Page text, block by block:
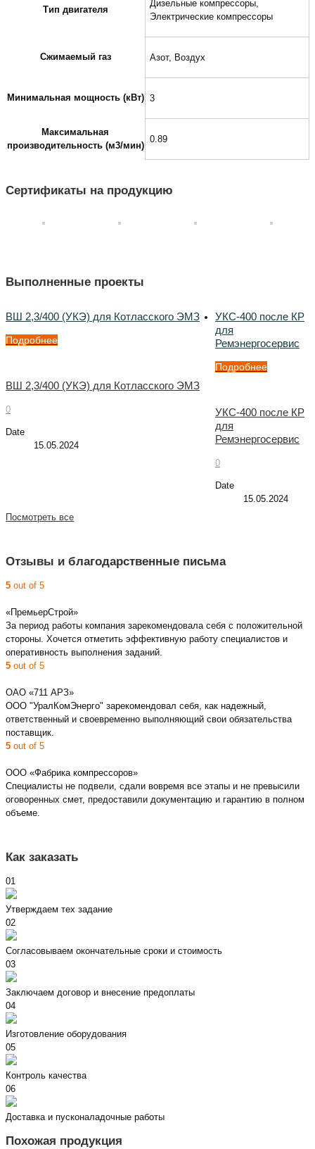
Тип двигателя
Дизельные компрессоры,
Электрические компрессоры
Сжимаемый газ Азот, Воздух
Минимальная мощность (кВт) 3
Максимальная
производительность (м3/мин)
0.89
Сертификаты на продукцию
Выполненные проекты
ВШ 2,3/400 (УКЭ) для Котласского ЭМЗ
Подробнее
ВШ 2,3/400 (УКЭ) для Котласского ЭМЗ
0
Date
15.05.2024
УКС-400 после КР
для
Ремэнергосервис
Подробнее
УКС-400 после КР
для
Ремэнергосервис
0
Date
15.05.2024
Посмотреть все
Отзывы и благодарственные письма
5 out of 5
«ПремьерСтрой»
За период работы компания зарекомендовала себя с положительной
стороны. Хочется отметить эффективную работу специалистов и
оперативность выполнения заданий.
5 out of 5
ОАО «711 АРЗ»
ООО "УралКомЭнерго" зарекомендовал себя, как надежный,
ответственный и своевременно выполняющий свои обязательства
поставщик.
5 out of 5
ООО «Фабрика компрессоров»
Специалисты не подвели, сдали вовремя все этапы и не превысили
оговоренных смет, предоставили документацию и гарантию в полном
объеме.
Как заказать
01
Утверждаем тех задание
02
Согласовываем окончательные сроки и стоимость
03
Заключаем договор и внесение предоплаты
04
Изготовление оборудования
05
Контроль качества
06
Доставка и пусконаладочные работы
Похожая продукция